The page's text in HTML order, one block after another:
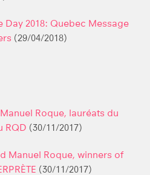
Day 2018: Quebec Message
(29/04/2018)
Roque, lauréats du
RQD (30/11/2017)
Manuel Roque, winners of
(30/11/2017)